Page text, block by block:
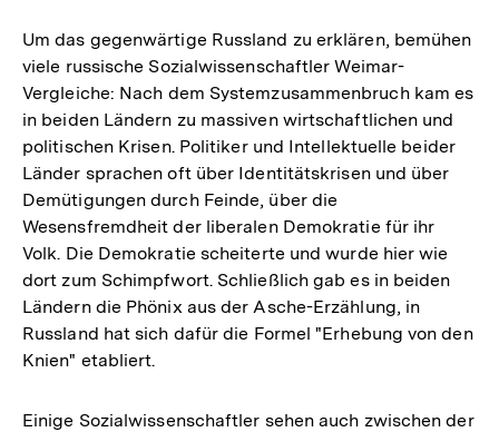
Um das gegenwärtige Russland zu erklären, bemühen
viele russische Sozialwissenschaftler Weimar-
Vergleiche: Nach dem Systemzusammenbruch kam es
in beiden Ländern zu massiven wirtschaftlichen und
politischen Krisen. Politiker und Intellektuelle beider
Länder sprachen oft über Identitätskrisen und über
Demütigungen durch Feinde, über die
Wesensfremdheit der liberalen Demokratie für ihr
Volk. Die Demokratie scheiterte und wurde hier wie
dort zum Schimpfwort. Schließlich gab es in beiden
Ländern die Phönix aus der Asche-Erzählung, in
Russland hat sich dafür die Formel "Erhebung von den
Knien" etabliert.
Einige Sozialwissenschaftler sehen auch zwischen der